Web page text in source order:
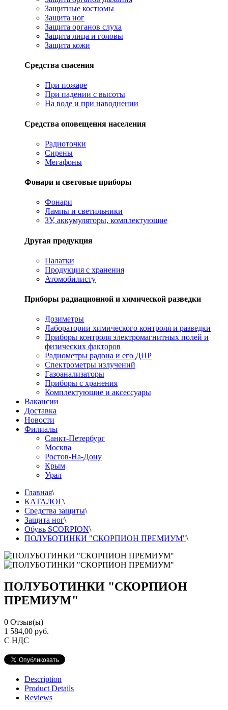
Защитные костюмы
Защита ног
Защита органов слуха
Защита лица и головы
Защита кожи
Средства спасения
При пожаре
При падении с высоты
На воде и при наводнении
Средства оповещения населения
Радиоточки
Сирены
Мегафоны
Фонари и световые приборы
Фонари
Лампы и светильники
ЗУ, аккумуляторы, комплектующие
Другая продукция
Палатки
Продукция с хранения
Атомобилисту
Приборы радиационной и химической разведки
Дозиметры
Лаборатории химического контроля и разведки
Приборы контроля электромагнитных полей и
физических факторов
Радиометры радона и его ДПР
Спектрометры излучений
Газоанализаторы
Приборы с хранения
Комплектующие и аксессуары
Вакансии
Доставка
Новости
Филиалы
Санкт-Петербург
Москва
Ростов-На-Дону
Крым
Урал
Главная\
КАТАЛОГ\
Средства защиты\
Защита ног\
Обувь SCORPION\
ПОЛУБОТИНКИ "СКОРПИОН ПРЕМИУМ"\
ПОЛУБОТИНКИ "СКОРПИОН
ПРЕМИУМ"
0 Отзыв(ы)
1 584,00 руб.
С НДС
Description
Product Details
Reviews